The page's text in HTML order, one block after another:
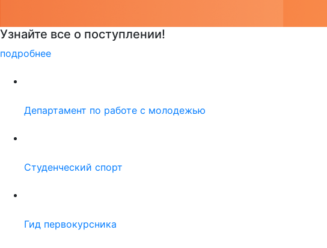
Детали программы
подробнее
Департамент по работе с молодежью
Студенческий спорт
Гид первокурсника